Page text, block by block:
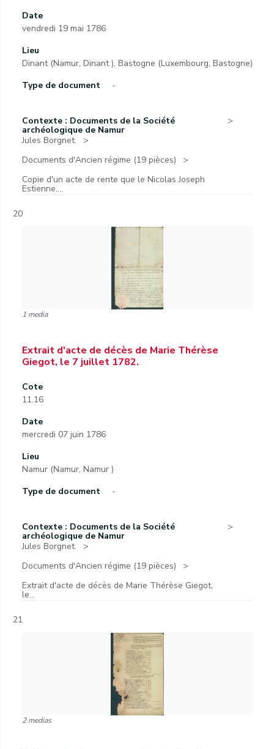
Date
vendredi 19 mai 1786
Lieu
Dinant (Namur, Dinant ), Bastogne (Luxembourg, Bastogne)
Type de document
-
Contexte : Documents de la Société
archéologique de Namur
Jules Borgnet.
Documents d'Ancien régime (19 pièces)
Copie d'un acte de rente que le Nicolas Joseph
Estienne,...
20
1 media
Extrait d'acte de décès de Marie Thérèse
Giegot, le 7 juillet 1782.
Cote
11.16
Date
mercredi 07 juin 1786
Lieu
Namur (Namur, Namur )
Type de document
-
Contexte : Documents de la Société
archéologique de Namur
Jules Borgnet.
Documents d'Ancien régime (19 pièces)
Extrait d'acte de décès de Marie Thérèse Giegot,
le...
21
2 medias